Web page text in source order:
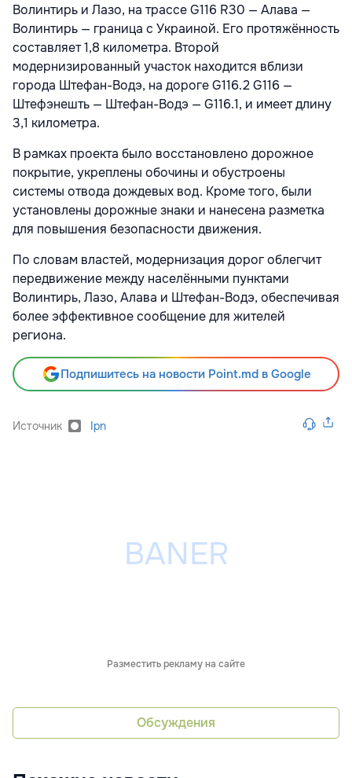
Волинтирь и Лазо, на трассе G116 R30 — Алава —
Волинтирь — граница с Украиной. Его протяжённость
составляет 1,8 километра. Второй
модернизированный участок находится вблизи
города Штефан-Водэ, на дороге G116.2 G116 —
Штефэнешть — Штефан-Водэ — G116.1, и имеет длину
3,1 километра.
В рамках проекта было восстановлено дорожное
покрытие, укреплены обочины и обустроены
системы отвода дождевых вод. Кроме того, были
установлены дорожные знаки и нанесена разметка
для повышения безопасности движения.
По словам властей, модернизация дорог облегчит
передвижение между населёнными пунктами
Волинтирь, Лазо, Алава и Штефан-Водэ, обеспечивая
более эффективное сообщение для жителей
региона.
Подпишитесь на новости Point.md в Google
Источник Ipn
Разместить рекламу на сайте
Обсуждения